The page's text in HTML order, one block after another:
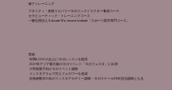
修了トレーニング
マタニティ・産後リカバリーヨガインストラクター養成コース
セラピューティック・トレーニングコース
一般社団法人 Educate Movement Institute「スポーツ医学専門コース」
​実績
年間6,000人以上にヨガレッスンを提供
2021年アジア最大級のヨガイベント「ヨガフェスタ」に出演
小学校親子向けヨガイベント講師
インスタグラム11万人フォロワーを達成
在籍者数300名のインスタアカデミー講師・ヨガスクールSNS担当講師となる